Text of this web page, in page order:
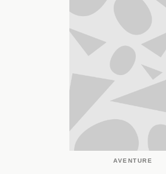
AVENTURE